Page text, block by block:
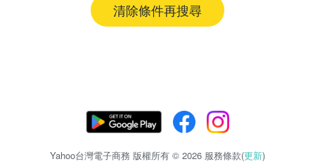
清除條件再搜尋
Yahoo台灣電子商務 版權所有 © 2026 服務條款(更新)